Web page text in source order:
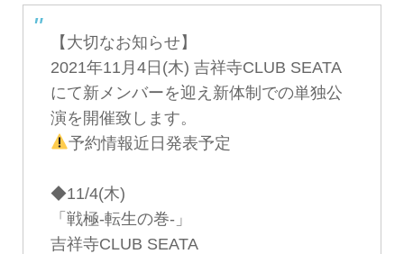
【大切なお知らせ】
2021年11月4日(木) 吉祥寺CLUB SEATA
にて新メンバーを迎え新体制での単独公
演を開催致します。
予約情報近日発表予定
◆11/4(木)
「戦極-転生の巻-」
吉祥寺CLUB SEATA